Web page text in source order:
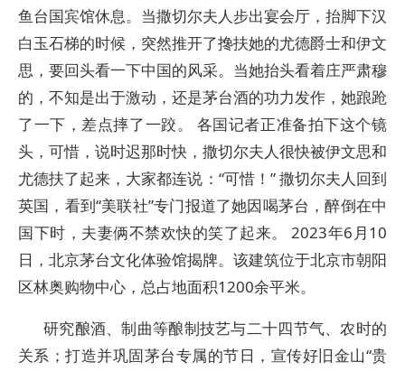
鱼台国宾馆休息。当撒切尔夫人步出宴会厅，抬脚下汉
白玉石梯的时候，突然推开了搀扶她的尤德爵士和伊文
思，要回头看一下中国的风采。当她抬头看着庄严肃穆
的，不知是出于激动，还是茅台酒的功力发作，她踉跄
了一下，差点摔了一跤。 各国记者正准备拍下这个镜
头，可惜，说时迟那时快，撒切尔夫人很快被伊文思和
尤德扶了起来，大家都连说：“可惜！” 撒切尔夫人回到
英国，看到“美联社”专门报道了她因喝茅台，醉倒在中
国下时，夫妻俩不禁欢快的笑了起来。 2023年6月10
日，北京茅台文化体验馆揭牌。该建筑位于北京市朝阳
区林奥购物中心，总占地面积1200余平米。
研究酿酒、制曲等酿制技艺与二十四节气、农时的
关系；打造并巩固茅台专属的节日，宣传好旧金山“贵